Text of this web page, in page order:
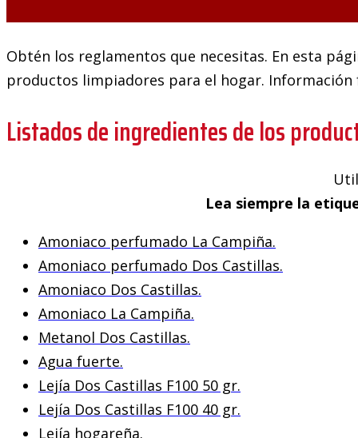
Obtén los reglamentos que necesitas. En esta
productos limpiadores para el hogar.
Listados de ingredientes de los
Lea siempre la
Amoniaco perfumado La Campiña.
Amoniaco perfumado Dos Castillas.
Amoniaco Dos Castillas.
Amoniaco La Campiña.
Metanol Dos Castillas.
Agua fuerte.
Lejía Dos Castillas F100 50 gr.
Lejía Dos Castillas F100 40 gr.
Lejía hogareña.